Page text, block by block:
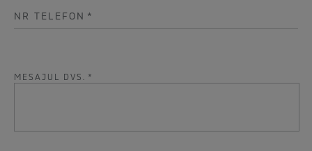
NR TELEFON *
MESAJUL DVS. *